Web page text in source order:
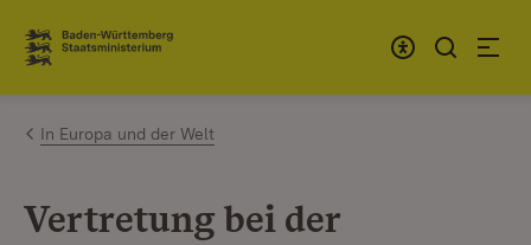
Zum Inhalt springen
Link zur Startseite
In Europa und der Welt
Vertretung bei der